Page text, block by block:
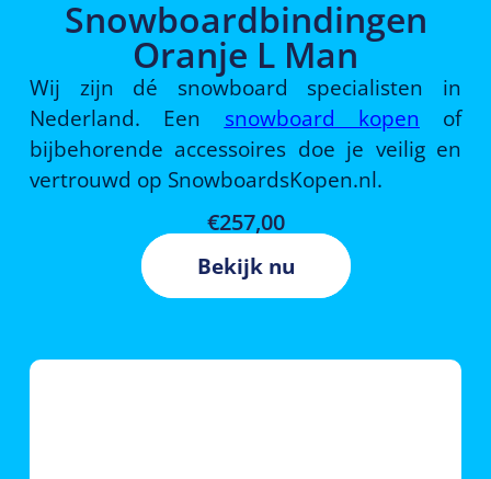
Snowboardbindingen
Oranje L Man
Wij zijn dé snowboard specialisten in
Nederland. Een snowboard kopen of
bijbehorende accessoires doe je veilig en
vertrouwd op SnowboardsKopen.nl.
€257,00
Bekijk nu